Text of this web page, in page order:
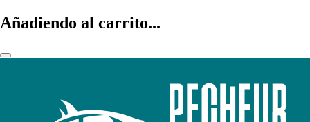
Añadiendo al carrito...